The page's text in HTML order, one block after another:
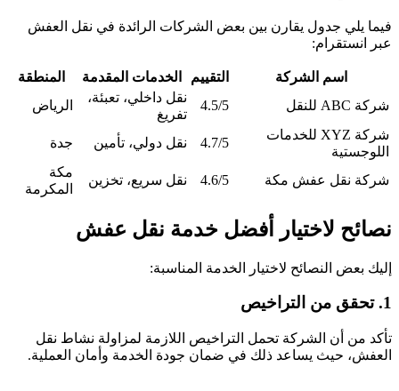
فيما يلي جدول يقارن بين بعض الشركات الرائدة في نقل العفش
عبر انستقرام:
اسم الشركة التقييم الخدمات المقدمة
المنطقة
شركة ABC للنقل
4.5/5
نقل داخلي، تعبئة،
تفريغ
الرياض
شركة XYZ للخدمات
اللوجستية
4.7/5 نقل دولي، تأمين جدة
شركة نقل عفش مكة 4.6/5 نقل سريع، تخزين
مكة
المكرمة
نصائح لاختيار أفضل خدمة نقل عفش
إليك بعض النصائح لاختيار الخدمة المناسبة:
1. تحقق من التراخيص
تأكد من أن الشركة تحمل التراخيص اللازمة لمزاولة نشاط نقل
العفش، حيث يساعد ذلك في ضمان جودة الخدمة وأمان العملية.